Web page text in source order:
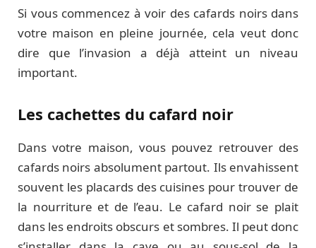
Si vous commencez à voir des cafards noirs dans
votre maison en pleine journée, cela veut donc
dire que l’invasion a déjà atteint un niveau
important.
Les cachettes du cafard noir
Dans votre maison, vous pouvez retrouver des
cafards noirs absolument partout. Ils envahissent
souvent les placards des cuisines pour trouver de
la nourriture et de l’eau. Le cafard noir se plait
dans les endroits obscurs et sombres. Il peut donc